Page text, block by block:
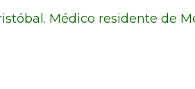
Médico residente de